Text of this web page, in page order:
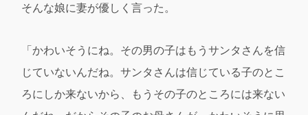
そんな娘に妻が優しく言った。
「かわいそうにね。その男の子はもうサンタさんを信
じていないんだね。サンタさんは信じている子のとこ
ろにしか来ないから、もうその子のところには来ない